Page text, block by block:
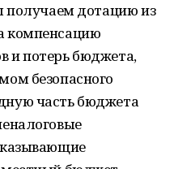
получаем дотацию из
компенсацию
и потерь бюджета,
безопасного
часть бюджета